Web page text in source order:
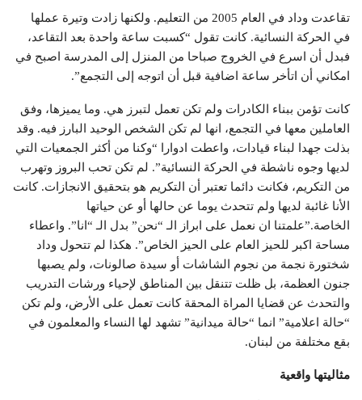
تقاعدت وداد في العام 2005 من التعليم. ولكنها زادت وتيرة عملها
في الحركة النسائية. كانت تقول “كسبت ساعة واحدة بعد التقاعد،
فبدل أن اسرع في الخروج صباحا من المنزل إلى المدرسة اصبح في
امكاني أن اتأخر ساعة اضافية قبل أن اتوجه إلى التجمع”.
كانت تؤمن ببناء الكادرات ولم تكن تعمل لتبرز هي. وما يميزها، وفق
العاملين معها في التجمع، انها لم تكن الشخص الوحيد البارز فيه. وقد
بذلت جهدا لبناء قيادات، واعطت ادوارا “وكنا من أكثر الجمعيات التي
لديها وجوه ناشطة في الحركة النسائية”. لم تكن تحب البروز وتهرب
من التكريم، فكانت دائما تعتبر أن التكريم هو بتحقيق الانجازات. كانت
الأنا غائبة لديها ولم تتحدث يوما عن حالها أو عن حياتها
الخاصة.”علمتنا ان نعمل على ابراز الـ “نحن” بدل الـ “انا”. واعطاء
مساحة اكبر للحيز العام على الحيز الخاص”. هكذا لم تتحول وداد
شختورة نجمة من نجوم الشاشات أو سيدة صالونات، ولم يصبها
جنون العظمة، بل ظلت تتنقل بين المناطق لإحياء ورشات التدريب
والتحدث عن قضايا المراة المحقة كانت تعمل على الأرض، ولم تكن
“حالة اعلامية” انما “حالة ميدانية” تشهد لها النساء والمعلمون في
بقع مختلفة من لبنان.
مثاليتها واقعية